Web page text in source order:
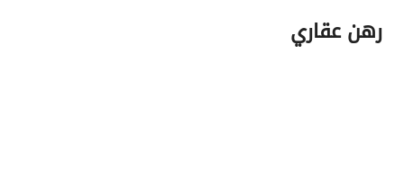
رهن عقاري